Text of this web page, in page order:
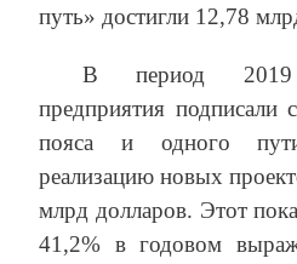
путь» достигли 12,78
В период 2019
предприятия подписали
пояса и одного
реализацию новых
млрд долларов. Этот
41,2% в годовом